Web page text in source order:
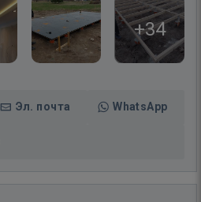
+34
Эл. почта WhatsApp